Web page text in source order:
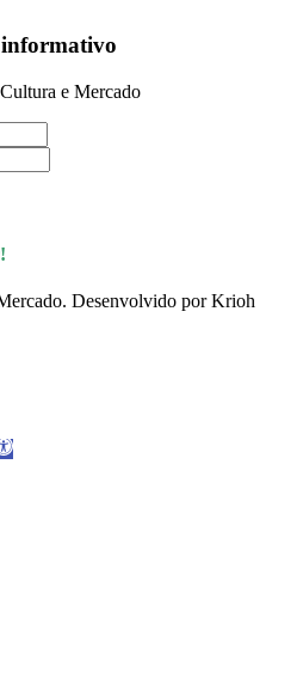
informativo
e Mercado
Desenvolvido por Krioh